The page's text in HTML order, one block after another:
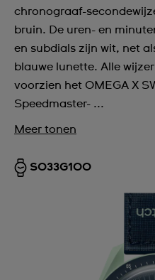
chronograaf-
bruin. De uren- en
en subdials zijn wit, net
blauwe lunette. Alle
voorzien het OMEGA X
Speedmaster- ...
Meer tonen
SO33G100